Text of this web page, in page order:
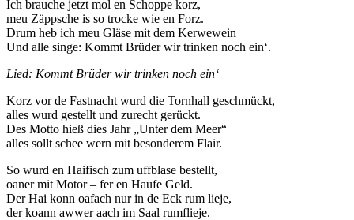
Ich brauche jetzt mol en Schoppe korz,
meu Zäppsche is so trocke wie en Forz.
Drum heb ich meu Gläse mit dem Kerwewein
Und alle singe: Kommt Brüder wir trinken noch ein‘.
Lied: Kommt Brüder wir trinken noch ein‘
Korz vor de Fastnacht wurd die Tornhall geschmückt,
alles wurd gestellt und zurecht gerückt.
Des Motto hieß dies Jahr „Unter dem Meer“
alles sollt schee wern mit besonderem Flair.
So wurd en Haifisch zum uffblase bestellt,
oaner mit Motor – fer en Haufe Geld.
Der Hai konn oafach nur in de Eck rum lieje,
der koann awwer aach im Saal rumflieje.